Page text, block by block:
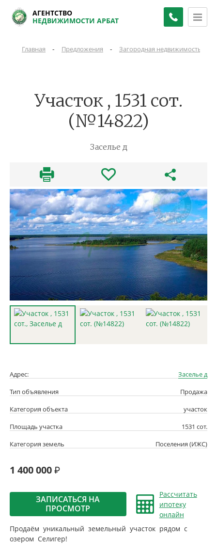
АГЕНТСТВО
НЕДВИЖИМОСТИ АРБАТ
Главная - Предложения - Загородная недвижимость
Участок , 1531 сот.
(№14822)
Заселье д
Адрес:
Заселье д
Тип объявления
Продажа
Категория объекта
участок
Площадь участка
1531 сот.
Категория земель
Поселения (ИЖС)
1 400 000
ЗАПИСАТЬСЯ НА
ПРОСМОТР
Рассчитать
ипотеку
онлайн
Продаём уникальный земельный участок рядом с
озером Селигер!